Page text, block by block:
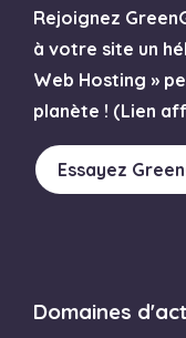
Rejoignez
à votre site un
Web Hosting »
planète ! (Lien
Essayez
Domaines